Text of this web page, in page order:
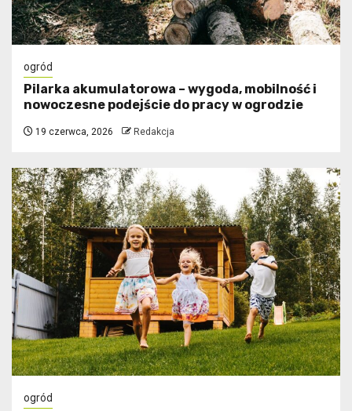
ogród
Pilarka akumulatorowa – wygoda, mobilność i
nowoczesne podejście do pracy w ogrodzie
19 czerwca, 2026 Redakcja
ogród